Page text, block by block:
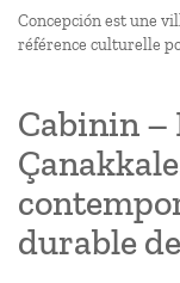
Concepción est une
référence culturelle
Cabinin –
durable